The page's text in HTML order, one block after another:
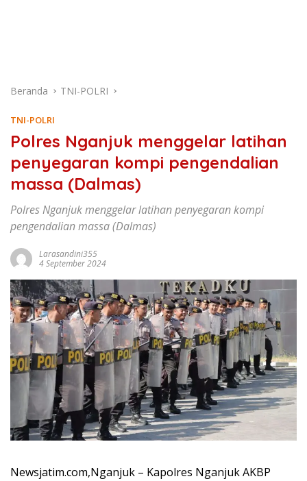
Beranda TNI-POLRI
TNI-POLRI
Polres Nganjuk menggelar latihan
penyegaran kompi pengendalian
massa (Dalmas)
Polres Nganjuk menggelar latihan penyegaran kompi
pengendalian massa (Dalmas)
Larasandini355
4 September 2024
Newsjatim.com,Nganjuk – Kapolres Nganjuk AKBP